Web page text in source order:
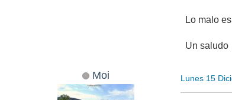
Lo malo
Un saludo
Moi Lunes 15